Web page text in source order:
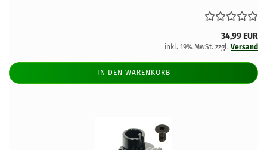
34,99 EUR
inkl. 19% MwSt. zzgl. Versand
IN DEN WARENKORB